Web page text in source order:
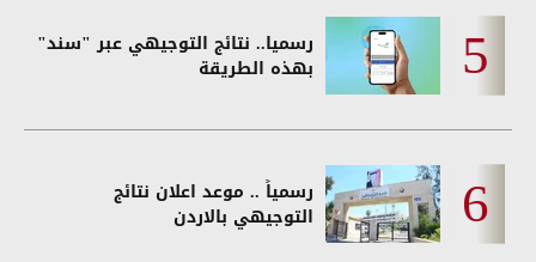
رسميا.. نتائج التوجيهي عبر "سند"
بهذه الطريقة
رسمياً .. موعد اعلان نتائج
التوجيهي بالاردن